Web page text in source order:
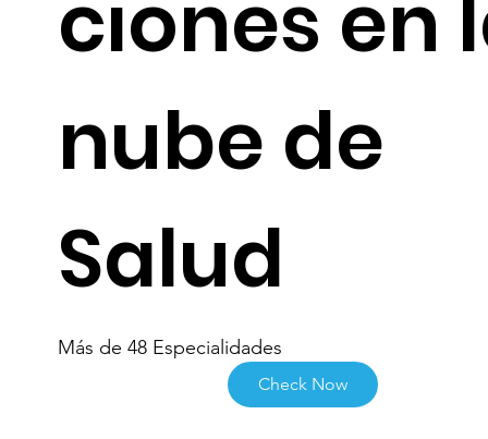
ciones en
nube de
Salud
Más de 48 Especialidades
Check Now